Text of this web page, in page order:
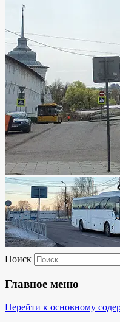
Поиск
Главное меню
Перейти к основному